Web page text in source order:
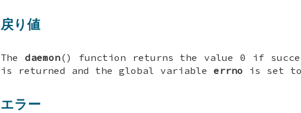
戻り値
The daemon() function returns the value 0 if
is returned and the global variable errno is set
エラー